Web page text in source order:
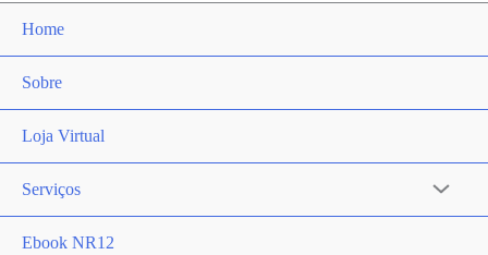
Home
Sobre
Loja Virtual
Serviços Alternar
Ebook NR12